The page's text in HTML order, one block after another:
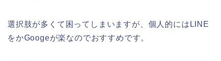
選択肢が多くて困ってしまいますが、個人的にはLINE
をかGoogeが楽なのでおすすめです。